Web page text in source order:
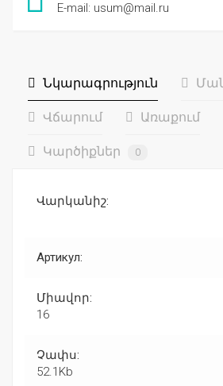
E-mail: usum@mail.ru
Նկարագրություն
Վճարում Առաքում
Կարծիքներ 0
Վարկանիշ:
Артикул:
Միավոր:
16
Չափս:
52.1Kb